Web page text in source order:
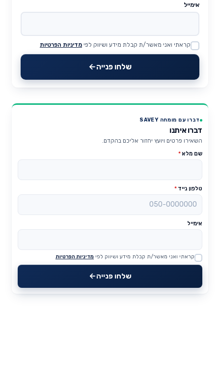
אימייל
Website
קראתי ואני מאשר/ת קבלת מידע ושיווק לפי מדיניות הפרטיות
שלחו פנייה
דברו עם מומחה SAVEY
דברו איתנו
השאירו פרטים ויועץ יחזור אליכם בהקדם.
שם מלא*
טלפון נייד *
אימייל
Website
קראתי ואני מאשר/ת קבלת מידע ושיווק לפי מדיניות הפרטיות
שלחו פנייה